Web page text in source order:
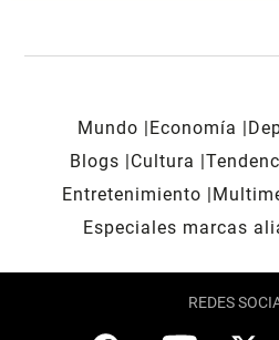
Mundo Economía
Blogs
Cultura
Entretenimiento
Especiales marcas
REDES